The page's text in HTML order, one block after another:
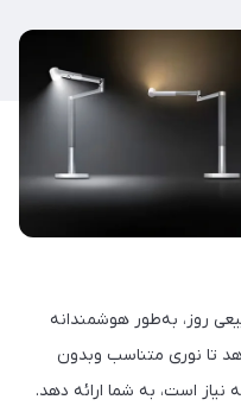
روز، به‌طور هوشمندانه
تا نوری متناسب وبدون
است، به شما ارائه دهد.